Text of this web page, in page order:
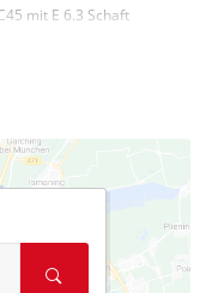
mit E 6.3 Schaft